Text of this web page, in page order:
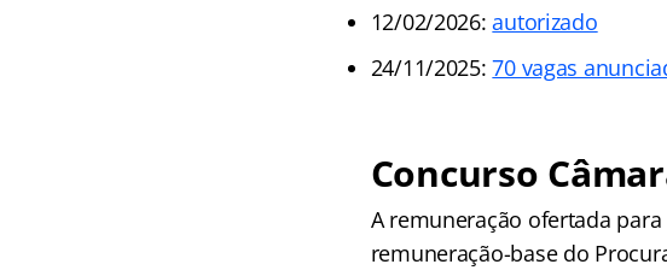
12/02/2026:autorizado
24/11/2025:70 vagas
Concurso
A remuneração ofertada
remuneração-base do